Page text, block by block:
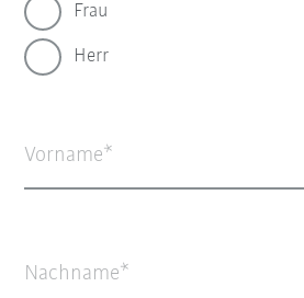
Frau
Herr
Vorname
Nachname